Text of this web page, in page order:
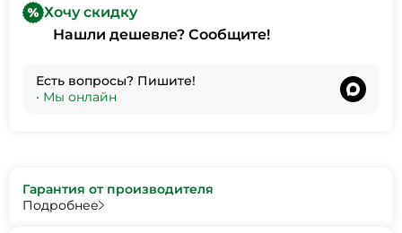
Хочу скидку
Нашли дешевле? Сообщите!
Есть вопросы? Пишите!
• Мы онлайн
Гарантия от производителя
Подробнее